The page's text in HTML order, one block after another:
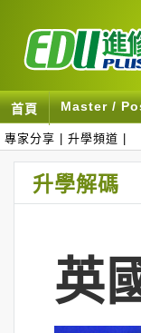
首頁 Master /
專家分享 升學頻道
升學解碼
英